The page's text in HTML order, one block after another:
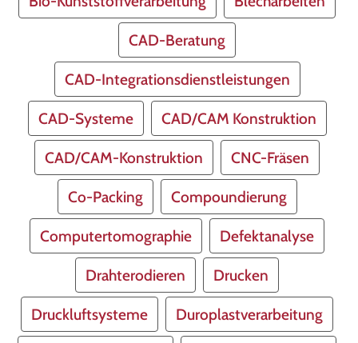
CAD-Beratung
CAD-Integrationsdienstleistungen
CAD-Systeme CAD/CAM Konstruktion
CAD/CAM-Konstruktion CNC-Fräsen
Co-Packing Compoundierung
Computertomographie Defektanalyse
Drahterodieren Drucken
Druckluftsysteme Duroplastverarbeitung